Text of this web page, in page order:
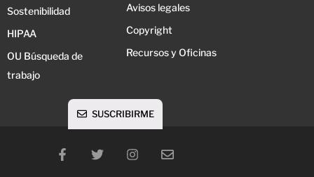
Sostenibilidad
HIPAA
OU Búsqueda de
trabajo
Avisos legales
Copyright
Recursos y Oficinas
SUSCRIBIRME